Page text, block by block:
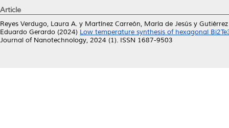
Article
Reyes Verdugo, Laura A. y Martínez Carreón, María de Jesús y
Eduardo Gerardo (2024) Low temperature synthesis of hexagonal
Journal of Nanotechnology, 2024 (1). ISSN 1687-9503